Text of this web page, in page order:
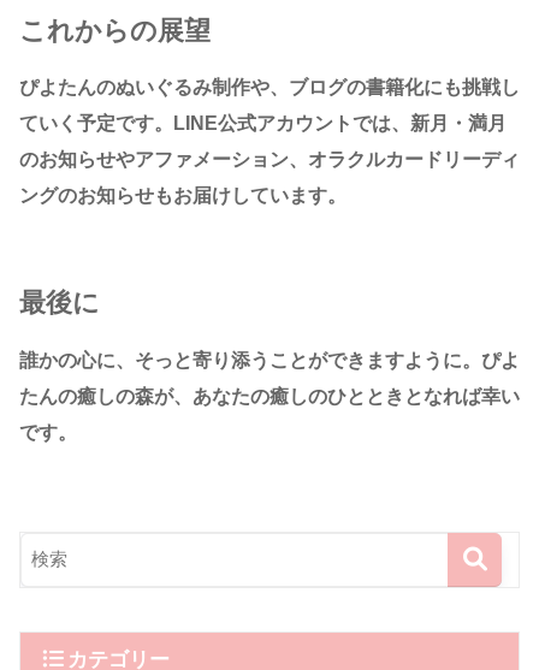
これからの展望
ぴよたんのぬいぐるみ制作や、ブログの書籍化にも挑戦し
ていく予定です。LINE公式アカウントでは、新月・満月
のお知らせやアファメーション、オラクルカードリーディ
ングのお知らせもお届けしています。
最後に
誰かの心に、そっと寄り添うことができますように。ぴよ
たんの癒しの森が、あなたの癒しのひとときとなれば幸い
です。
カテゴリー